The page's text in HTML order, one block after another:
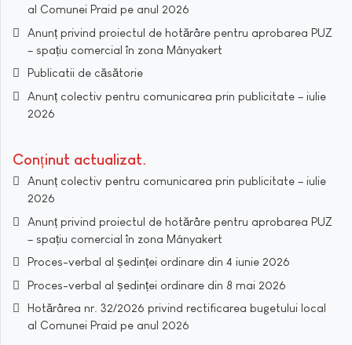
al Comunei Praid pe anul 2026
Anunț privind proiectul de hotărâre pentru aprobarea PUZ
– spațiu comercial în zona Mányakert
Publicatii de căsătorie
Anunț colectiv pentru comunicarea prin publicitate – iulie
2026
Conținut actualizat
Anunț colectiv pentru comunicarea prin publicitate – iulie
2026
Anunț privind proiectul de hotărâre pentru aprobarea PUZ
– spațiu comercial în zona Mányakert
Proces-verbal al ședinței ordinare din 4 iunie 2026
Proces-verbal al ședinței ordinare din 8 mai 2026
Hotărârea nr. 32/2026 privind rectificarea bugetului local
al Comunei Praid pe anul 2026